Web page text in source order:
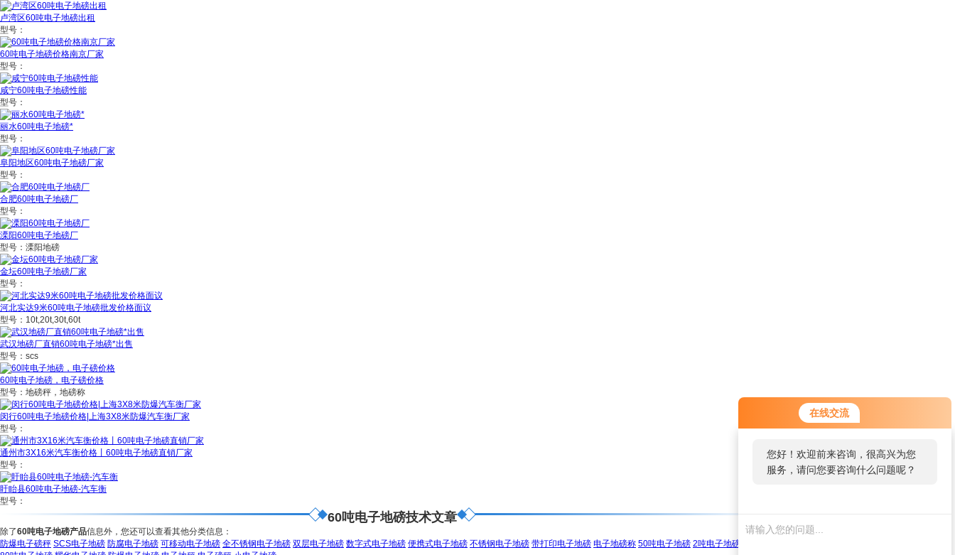
在线交流
您好！欢迎前来咨询，很高兴为您
服务，请问您要咨询什么问题呢？
卢湾区60吨电子地磅出租
型号：
60吨电子地磅价格南京厂家
型号：
咸宁60吨电子地磅性能
型号：
丽水60吨电子地磅*
型号：
阜阳地区60吨电子地磅厂家
型号：
合肥60吨电子地磅厂
型号：
溧阳60吨电子地磅厂
型号：溧阳地磅
金坛60吨电子地磅厂家
型号：
河北实达9米60吨电子地磅批发价格面议
型号：10t,20t,30t,60t
武汉地磅厂直销60吨电子地磅*出售
型号：scs
60吨电子地磅，电子磅价格
型号：地磅秤，地磅称
闵行60吨电子地磅价格|上海3X8米防爆汽车衡厂家
型号：
通州市3X16米汽车衡价格丨60吨电子地磅直销厂家
型号：
盱眙县60吨电子地磅-汽车衡
型号：
60吨电子地磅技术文章
除了60吨电子地磅产品信息外，您还可以查看其他分类信息：
防爆电子磅秤 SCS电子地磅 防腐电子地磅 可移动电子地磅 全不锈钢电子地磅 双层电子地磅 数字式电子地磅 便携式电子地磅 不锈钢电子地磅 带打印电子地磅 电子地磅称 50吨电子地磅 2吨电子地磅